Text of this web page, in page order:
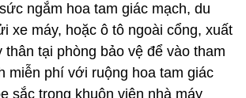
ngắm hoa tam giác mạch, du
xe máy, hoặc ô tô ngoài cổng, xuất
tại phòng bảo vệ để vào tham
miễn phí với ruộng hoa tam giác
sắc trong khuôn viên nhà máy